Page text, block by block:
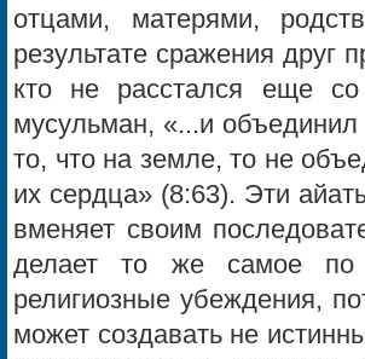
отцами, матерями,
результате сражения друг
кто не расстался еще
мусульман, «...и
то, что на земле, то не
их сердца» (8:63). Эти
вменяет своим
делает то же самое
религиозные убеждения,
может создавать не